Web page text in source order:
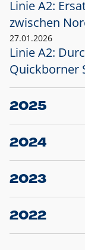
Linie A2:
zwischen
27.01.2026
Linie A2:
Quickborner
2025
23.12.2025
Projekt S5:
2024
10.12.2024
Großprojekt
2023
20.12.2023
Schleswig-
2022
22.12.2022